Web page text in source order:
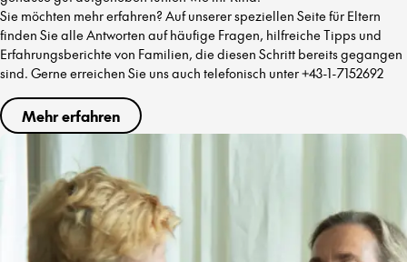
Sie möchten mehr erfahren? Auf unserer speziellen Seite für Eltern
finden Sie alle Antworten auf häufige Fragen, hilfreiche Tipps und
Erfahrungsberichte von Familien, die diesen Schritt bereits gegangen
sind. Gerne erreichen Sie uns auch telefonisch unter +43-1-7152692
Mehr erfahren